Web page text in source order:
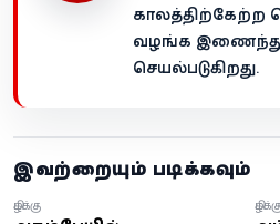
காலத்திற்கேற்ற
வழங்க
செயல்படுகிறது.
இவற்றையும் படிக்கவும்
கிழக்கு